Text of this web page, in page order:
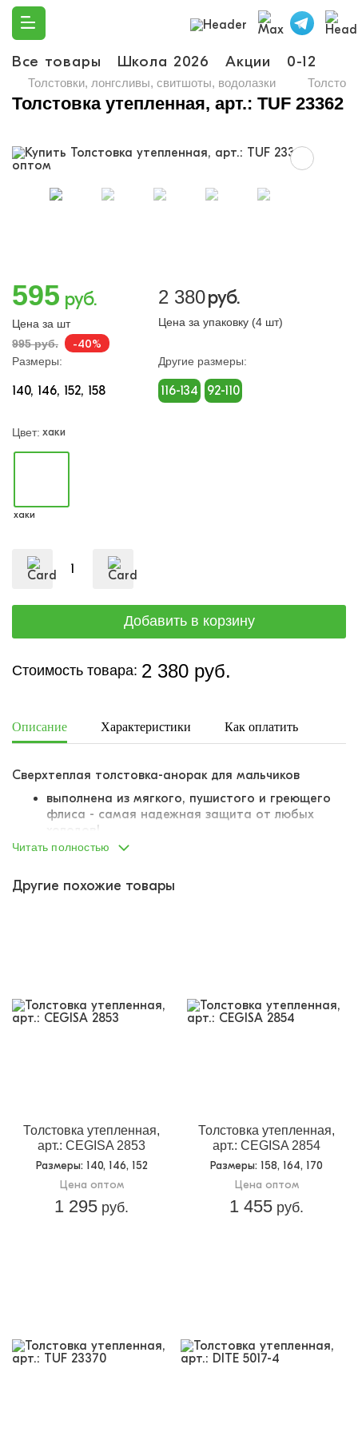
Все товары Школа 2026 Акции 0-12
Толстовки, лонгсливы, свитшоты, водолазки
Толстовка утепленная, арт.: TUF 23362
995 руб. -40%
595 руб.
Цена за шт
2 380руб.
Цена за упаковку (4 шт)
Размеры:
140 146 152 158
Другие размеры:
116-134 92-110
Цвет: хаки
хаки
Стоимость товара: 2 380 руб.
Описание Характеристики Как оплатить
Сверхтеплая толстовка-анорак для мальчиков
выполнена из мягкого, пушистого и греющего
флиса - самая надежная защита от любых
холодов!
оверсайз-крой
изделия
Читать полностью
Другие похожие товары
Толстовка утепленная,
арт.: CEGISA 2853
Размеры: 140, 146, 152
Цена оптом
1 295 руб.
Толстовка утепленная,
арт.: CEGISA 2854
Размеры: 158, 164, 170
Цена оптом
1 455 руб.